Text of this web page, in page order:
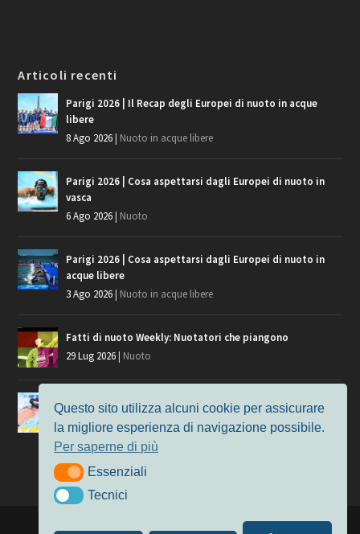
Articoli recenti
Parigi 2026 | Il Recap degli Europei di nuoto in acque
libere
8 Ago 2026| Nuoto in acque libere
Parigi 2026 | Cosa aspettarsi dagli Europei di nuoto in
vasca
6 Ago 2026| Nuoto
Parigi 2026 | Cosa aspettarsi dagli Europei di nuoto in
acque libere
3 Ago 2026| Nuoto in acque libere
Fatti di nuoto Weekly: Nuotatori che piangono
29 Lug 2026| Nuoto
Giochi del Mediterraneo, i convocati del nuoto per
9 Lug 2026
Nuoto
| Alimentato da
Questo sito utilizza alcuni cookie per assicurare
la migliore esperienza di navigazione possibile.
Per saperne di più
EssenzialiEssenziali
TecniciTecnici